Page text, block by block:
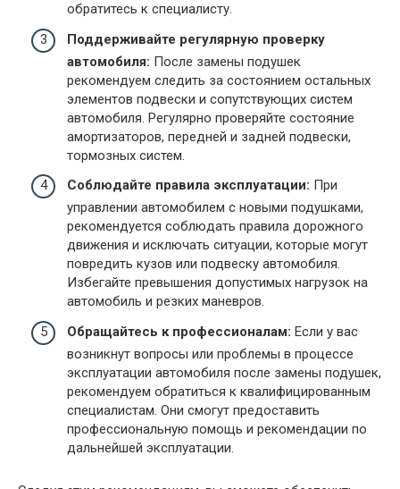
обратитесь к специалисту.
Поддерживайте регулярную проверку
автомобиля: После замены подушек
рекомендуем следить за состоянием остальных
элементов подвески и сопутствующих систем
автомобиля. Регулярно проверяйте состояние
амортизаторов, передней и задней подвески,
тормозных систем.
Соблюдайте правила эксплуатации: При
управлении автомобилем с новыми подушками,
рекомендуется соблюдать правила дорожного
движения и исключать ситуации, которые могут
повредить кузов или подвеску автомобиля.
Избегайте превышения допустимых нагрузок на
автомобиль и резких маневров.
Обращайтесь к профессионалам: Если у вас
возникнут вопросы или проблемы в процессе
эксплуатации автомобиля после замены подушек,
рекомендуем обратиться к квалифицированным
специалистам. Они смогут предоставить
профессиональную помощь и рекомендации по
дальнейшей эксплуатации.